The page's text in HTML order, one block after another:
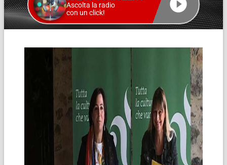
Ascolta la radio
con un click!